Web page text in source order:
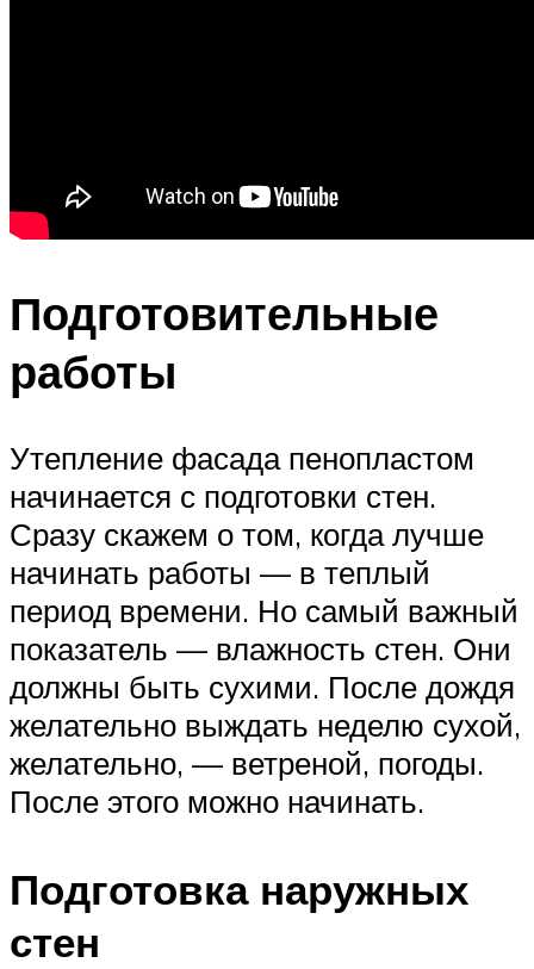
Подготовительные
работы
Утепление фасада пенопластом
начинается с подготовки стен.
Сразу скажем о том, когда лучше
начинать работы — в теплый
период времени. Но самый важный
показатель — влажность стен. Они
должны быть сухими. После дождя
желательно выждать неделю сухой,
желательно, — ветреной, погоды.
После этого можно начинать.
Подготовка наружных
стен